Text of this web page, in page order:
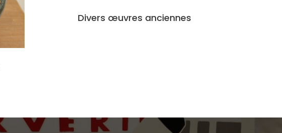
Divers œuvres anciennes